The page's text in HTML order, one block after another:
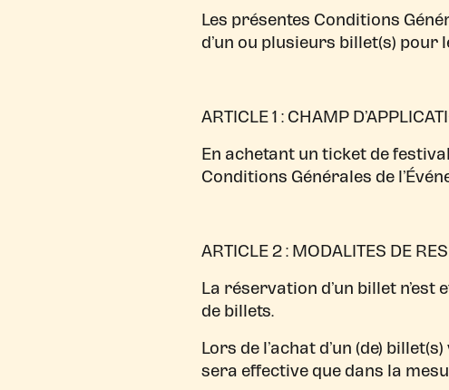
Les présentes Conditions
d’un ou plusieurs billet(s) pour
ARTICLE 1 : CHAMP
En achetant un ticket de
Conditions Générales de
ARTICLE 2 : MODALITES DE
La réservation d’un billet
de billets.
Lors de l’achat d’un (de)
sera effective que dans la